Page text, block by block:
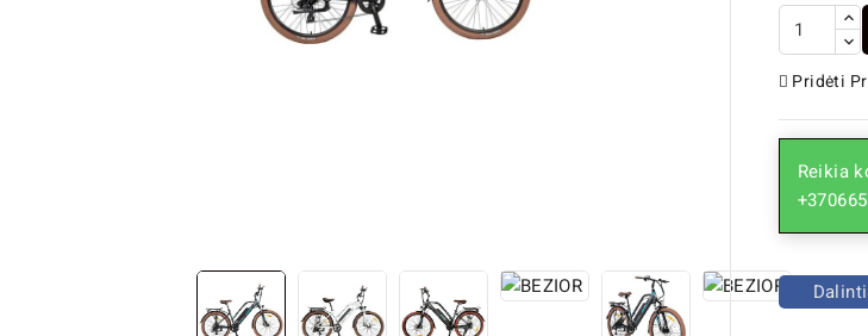
Pridėti
Reikia